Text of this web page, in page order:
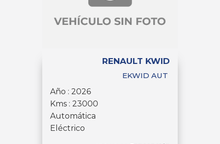
RENAULT KWID
EKWID AUT
Año : 2026
Kms : 23000
Automática
Eléctrico